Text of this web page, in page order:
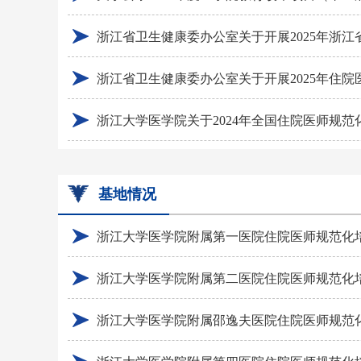
基地情况
浙江大学医学院附属第一医院住院医师规范化
浙江大学医学院附属第二医院住院医师规范化
浙江大学医学院附属邵逸夫医院住院医师规范